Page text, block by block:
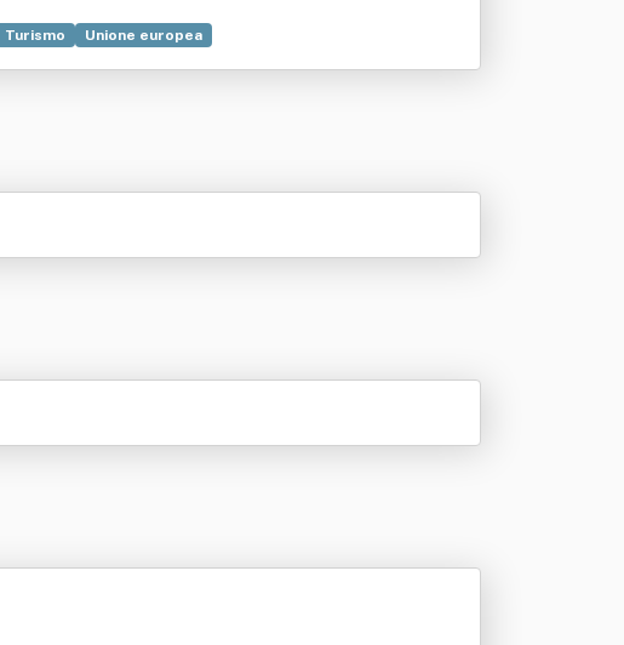
Turismo Unione europea